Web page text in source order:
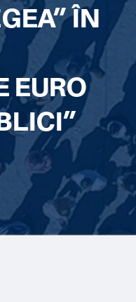
ÎN
EURO